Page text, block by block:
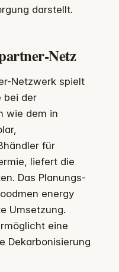
darstellt.
Netz
Netzwerk spielt
bei der
wie dem in
für
liefert die
Das Planungs-
energy
Umsetzung.
eine
Dekarbonisierung